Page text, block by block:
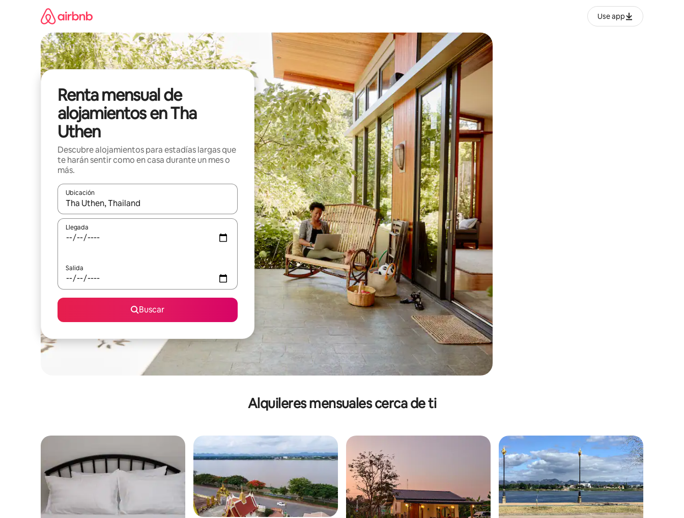
Use app
Renta mensual de
alojamientos en Tha
Uthen
Descubre alojamientos para estadías largas que
te harán sentir como en casa durante un mes o
más.
Ubicación
Cuando los resultados estén disponibles, navega con las teclas de flecha hacia arriba y hacia abajo o explora con el tacto o desliza el dedo.
Llegada
Salida
Buscar
Alquileres mensuales cerca de ti